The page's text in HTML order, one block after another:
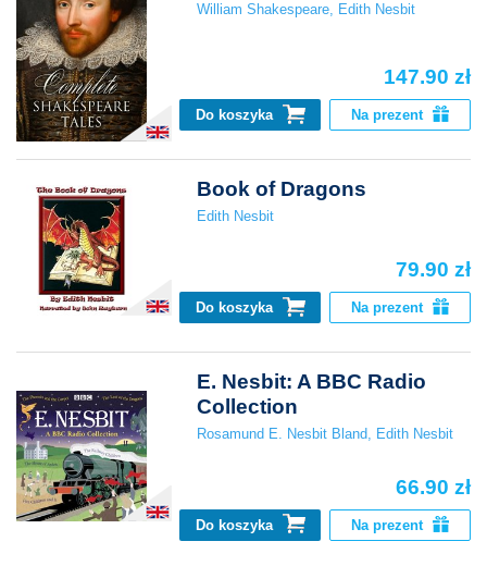
William Shakespeare, Edith Nesbit
147.90 zł
Do koszyka Na prezent
Book of Dragons
Edith Nesbit
79.90 zł
Do koszyka Na prezent
E. Nesbit: A BBC Radio
Collection
Rosamund E. Nesbit Bland, Edith Nesbit
66.90 zł
Do koszyka Na prezent